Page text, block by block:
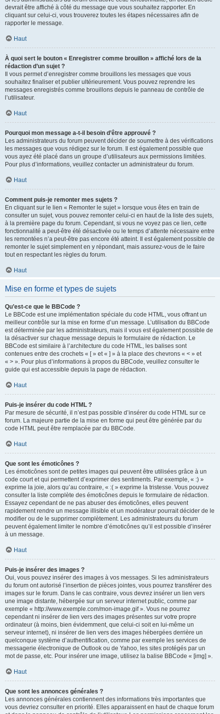
devrait être affiché à côté du message que vous souhaitez rapporter. En
cliquant sur celui-ci, vous trouverez toutes les étapes nécessaires afin de
rapporter le message.
Haut
À quoi sert le bouton « Enregistrer comme brouillon » affiché lors de la
rédaction d’un sujet ?
Il vous permet d’enregistrer comme brouillons les messages que vous
souhaitez finaliser et publier ultérieurement. Vous pouvez reprendre les
messages enregistrés comme brouillons depuis le panneau de contrôle de
l’utilisateur.
Haut
Pourquoi mon message a-t-il besoin d’être approuvé ?
Les administrateurs du forum peuvent décider de soumettre à des vérifications
les messages que vous rédigez sur le forum. Il est également possible que
vous ayez été placé dans un groupe d’utilisateurs aux permissions limitées.
Pour plus d’informations, veuillez contacter un administrateur du forum.
Haut
Comment puis-je remonter mes sujets ?
En cliquant sur le lien « Remonter le sujet » lorsque vous êtes en train de
consulter un sujet, vous pouvez remonter celui-ci en haut de la liste des sujets,
à la première page du forum. Cependant, si vous ne voyez pas ce lien, cette
fonctionnalité a peut-être été désactivée ou le temps d’attente nécessaire entre
les remontées n’a peut-être pas encore été atteint. Il est également possible de
remonter le sujet simplement en y répondant, mais assurez-vous de le faire
tout en respectant les règles du forum.
Haut
Mise en forme et types de sujets
Qu’est-ce que le BBCode ?
Le BBCode est une implémentation spéciale du code HTML, vous offrant un
meilleur contrôle sur la mise en forme d’un message. L’utilisation du BBCode
est déterminée par les administrateurs, mais il vous est également possible de
la désactiver sur chaque message depuis le formulaire de rédaction. Le
BBCode est similaire à l’architecture du code HTML, les balises sont
contenues entre des crochets « [ » et « ] » à la place des chevrons « < » et
« > ». Pour plus d’informations à propos du BBCode, veuillez consulter le
guide qui est accessible depuis la page de rédaction.
Haut
Puis-je insérer du code HTML ?
Par mesure de sécurité, il n’est pas possible d’insérer du code HTML sur ce
forum. La majeure partie de la mise en forme qui peut être générée par du
code HTML peut être remplacée par du BBCode.
Haut
Que sont les émoticônes ?
Les émoticônes sont de petites images qui peuvent être utilisées grâce à un
code court et qui permettent d’exprimer des sentiments. Par exemple, « :) »
exprime la joie, alors qu’au contraire, « :( » exprime la tristesse. Vous pouvez
consulter la liste complète des émoticônes depuis le formulaire de rédaction.
Essayez cependant de ne pas abuser des émoticônes, elles peuvent
rapidement rendre un message illisible et un modérateur pourrait décider de le
modifier ou de le supprimer complètement. Les administrateurs du forum
peuvent également limiter le nombre d’émoticônes qu’il est possible d’insérer
à un message.
Haut
Puis-je insérer des images ?
Oui, vous pouvez insérer des images à vos messages. Si les administrateurs
du forum ont autorisé l’insertion de pièces jointes, vous pourrez transférer des
images sur le forum. Dans le cas contraire, vous devrez insérer un lien vers
une image distante, hébergée sur un serveur internet public, comme par
exemple « http://www.exemple.com/mon-image.gif ». Vous ne pourrez
cependant ni insérer de lien vers des images présentes sur votre propre
ordinateur (à moins, bien évidemment, que celui-ci soit en lui-même un
serveur internet), ni insérer de lien vers des images hébergées derrière un
quelconque système d’authentification, comme par exemple les services de
messagerie électronique de Outlook ou de Yahoo, les sites protégés par un
mot de passe, etc. Pour insérer une image, utilisez la balise BBCode « [img] ».
Haut
Que sont les annonces générales ?
Les annonces générales contiennent des informations très importantes que
vous devriez consulter en priorité. Elles apparaissent en haut de chaque forum